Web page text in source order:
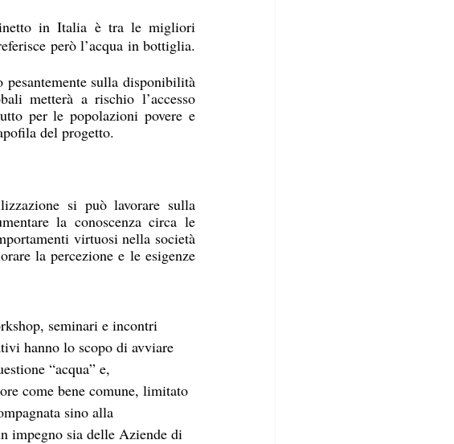
in Italia è tra le migliori
però l’acqua in bottiglia.
sulla disponibilità
metterà a rischio l’accesso
per le popolazioni povere e
del progetto.
si può lavorare sulla
la conoscenza circa le
virtuosi nella società
la percezione e le esigenze
seminari e incontri
hanno lo scopo di avviare
“acqua” e,
come bene comune, limitato
sino alla
impegno sia delle Aziende di